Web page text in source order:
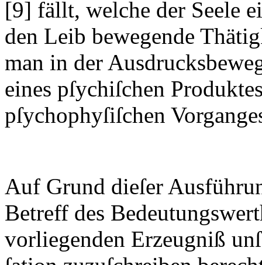
[9] fällt, welche der Seele
den Leib bewegende
man in der
eines pſychiſchen
pſychophyſiſchen
Auf Grund dieſer
Betreff des
vorliegenden Erzeugniß